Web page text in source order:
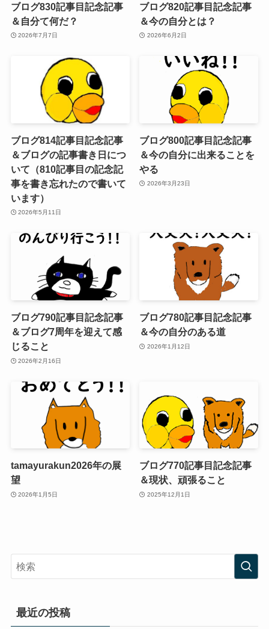
ブログ830記事目記念記事
＆自分て何だ？
2026年7月7日
ブログ820記事目記念記事
＆今の自分とは？
2026年6月2日
ブログ814記事目記念記事
＆ブログの記事書き日につ
いて（810記事目の記念記
事を書き忘れたので書いて
います）
2026年5月11日
ブログ800記事目記念記事
＆今の自分に出来ることを
やる
2026年3月23日
ブログ790記事目記念記事
＆ブログ7周年を迎えて感
じること
2026年2月16日
ブログ780記事目記念記事
＆今の自分のある道
2026年1月12日
tamayurakun2026年の展
望
2026年1月5日
ブログ770記事目記念記事
＆現状、頑張ること
2025年12月1日
最近の投稿